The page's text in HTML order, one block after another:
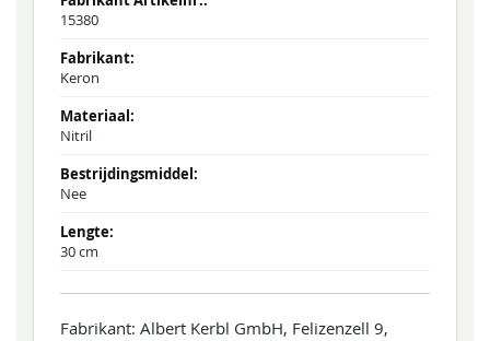
15380
Keron
Nitril
Nee
30 cm
Fabrikant: Albert Kerbl GmbH, Felizenzell 9,